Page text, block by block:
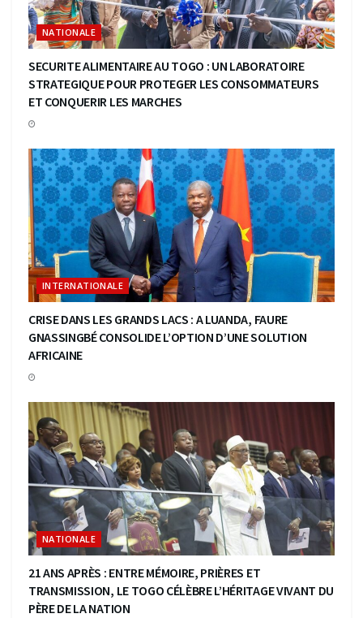
NATIONALE
SECURITE ALIMENTAIRE AU TOGO : UN LABORATOIRE
STRATEGIQUE POUR PROTEGER LES CONSOMMATEURS
ET CONQUERIR LES MARCHES
INTERNATIONALE
CRISE DANS LES GRANDS LACS : A LUANDA, FAURE
GNASSINGBÉ CONSOLIDE L’OPTION D’UNE SOLUTION
AFRICAINE
NATIONALE
21 ANS APRÈS : ENTRE MÉMOIRE, PRIÈRES ET
TRANSMISSION, LE TOGO CÉLÈBRE L’HÉRITAGE VIVANT DU
PÈRE DE LA NATION